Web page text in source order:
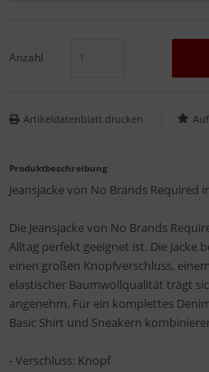
Anzahl
Artikeldatenblatt drucken
Produktbeschreibung
Jeansjacke von No Brands Required
Die Jeansjacke von No Brands
Alltag perfekt geeignet ist. Die Jacke
einen großen Knopfverschluss,
elastischer Baumwollqualität trägt
angenehm. Für ein komplettes
Basic Shirt und Sneakern
- Verschluss: Knopf